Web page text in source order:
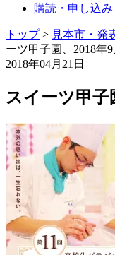
購読・申し込み
トップ> 見本市・発
ーツ甲子園、2018年9
2018年04月21日
スイーツ甲子